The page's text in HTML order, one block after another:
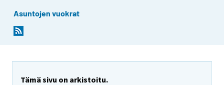
Asuntojen vuokrat
Tämä sivu on arkistoitu.